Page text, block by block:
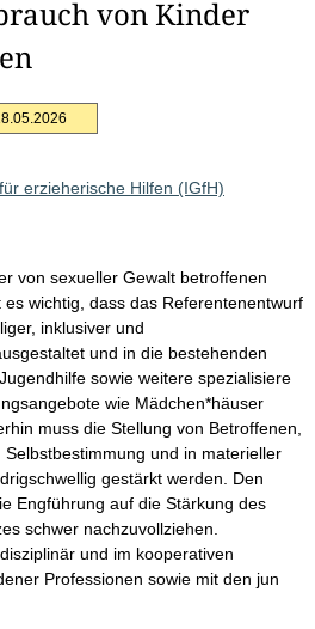
von Kinder
erzieherische Hilfen (IGfH)
von sexueller Gewalt betroffenen
wichtig, dass das Referentenentwurf
inklusiver und
und in die bestehenden
sowie weitere spezialisiere
wie Mädchen*häuser
muss die Stellung von Betroffenen,
und in materieller
gestärkt werden. Den
Engführung auf die Stärkung des
schwer nachzuvollziehen.
und im kooperativen
Professionen sowie mit den jun